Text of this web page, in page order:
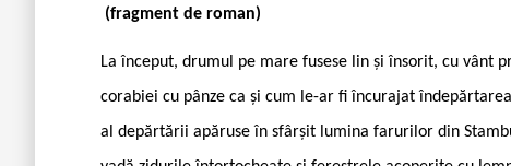
(fragment de roman)
La început, drumul pe mare fusese lin și însorit, cu vânt
corabiei cu pânze ca și cum le-ar fi încurajat
al depărtării apăruse în sfârșit lumina farurilor din